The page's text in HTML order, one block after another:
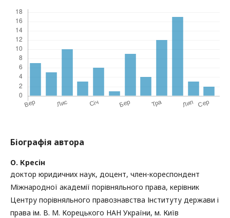
Біографія автора
О. Кресін
доктор юридичних наук, доцент, член-кореспондент
Міжнародної академії порівняльного права, керівник
Центру порівняльного правознавства Інституту держави і
права ім. В. М. Корецького НАН України, м. Київ